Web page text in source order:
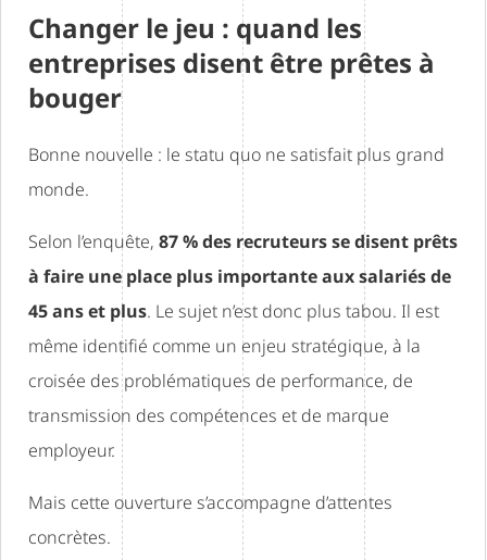
Changer le jeu : quand les
entreprises disent être prêtes à
bouger
Bonne nouvelle : le statu quo ne satisfait plus grand
monde.
Selon l’enquête, 87 % des recruteurs se disent prêts
à faire une place plus importante aux salariés de
45 ans et plus. Le sujet n’est donc plus tabou. Il est
même identifié comme un enjeu stratégique, à la
croisée des problématiques de performance, de
transmission des compétences et de marque
employeur.
Mais cette ouverture s’accompagne d’attentes
concrètes.